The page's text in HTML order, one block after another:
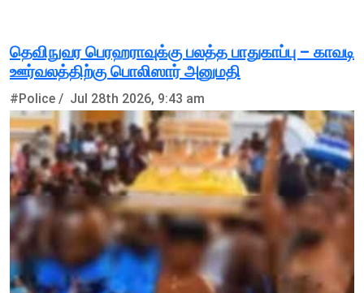
தெவிநுவர பெரஹராவுக்கு பலத்த பாதுகாப்பு – காவடி
ஊர்வலத்திற்கு பொலிஸார் அனுமதி
#Police / Jul 28th 2026, 9:43 am